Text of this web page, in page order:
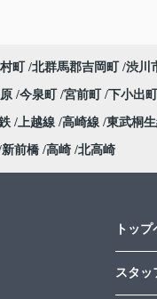
町 北群馬郡吉岡町 渋川
今泉町 宮前町 下小出町
上越線 高崎線 東武桐
新前橋 高崎 北高崎
トッ
スタッ